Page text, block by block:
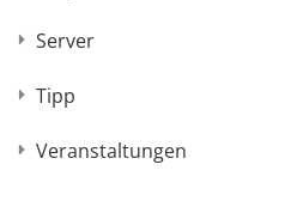
Server
Tipp
Veranstaltungen